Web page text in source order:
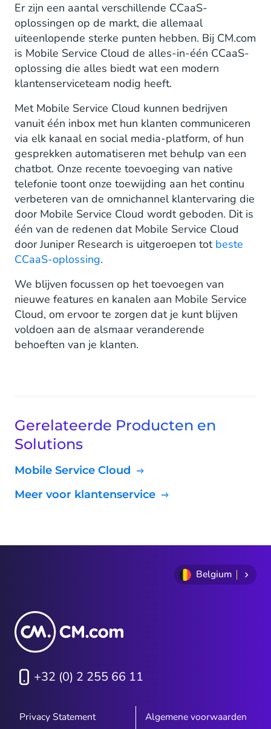
Er zijn een aantal verschillende CCaaS-
oplossingen op de markt, die allemaal
uiteenlopende sterke punten hebben. Bij CM.com
is Mobile Service Cloud de alles-in-één CCaaS-
oplossing die alles biedt wat een modern
klantenserviceteam nodig heeft.
Met Mobile Service Cloud kunnen bedrijven
vanuit één inbox met hun klanten communiceren
via elk kanaal en social media-platform, of hun
gesprekken automatiseren met behulp van een
chatbot. Onze recente toevoeging van native
telefonie toont onze toewijding aan het continu
verbeteren van de omnichannel klantervaring die
door Mobile Service Cloud wordt geboden. Dit is
één van de redenen dat Mobile Service Cloud
door Juniper Research is uitgeroepen tot beste
CCaaS-oplossing.
We blijven focussen op het toevoegen van
nieuwe features en kanalen aan Mobile Service
Cloud, om ervoor te zorgen dat je kunt blijven
voldoen aan de alsmaar veranderende
behoeften van je klanten.
Gerelateerde Producten en
Solutions
Mobile Service Cloud
Meer voor klantenservice
Belgium
+32 (0) 2 255 66 11
Privacy Statement Algemene voorwaarden